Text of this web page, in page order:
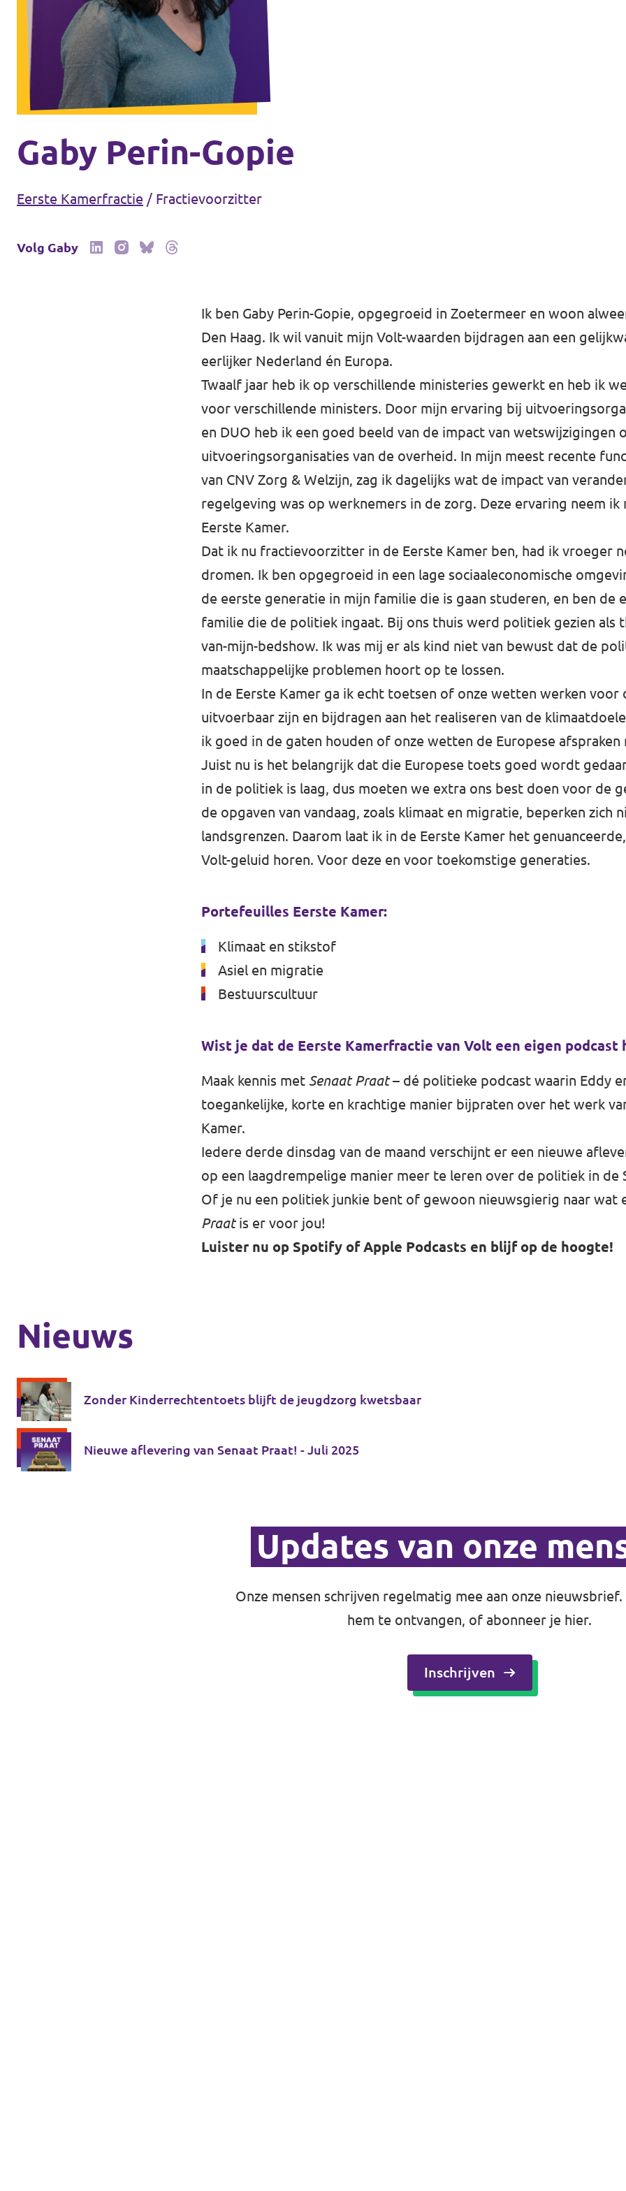
Volt Drenthe
Volt Fryslân
Volt Provincie Utrecht
...alle Volt provincies
Agenda
Doneer
Word lid
Doneer
Volt There - Buitenlandstichting Volt
Charge - Wetenschappelijk Platform Volt
Gaby Perin-Gopie
Eerste Kamerfractie / Fractievoorzitter
Volg Gaby
Ik ben Gaby Perin-Gopie, opgegroeid in Zoetermeer en woon
Den Haag. Ik wil vanuit mijn Volt-waarden bijdragen aan een
eerlijker Nederland én Europa.
Twaalf jaar heb ik op verschillende ministeries gewerkt en heb ik
voor verschillende ministers. Door mijn ervaring bij
en DUO heb ik een goed beeld van de impact van wetswijzigingen
uitvoeringsorganisaties van de overheid. In mijn meest recente
van CNV Zorg & Welzijn, zag ik dagelijks wat de impact van
regelgeving was op werknemers in de zorg. Deze ervaring neem ik
Eerste Kamer.
Dat ik nu fractievoorzitter in de Eerste Kamer ben, had ik vroeger
dromen. Ik ben opgegroeid in een lage sociaaleconomische
de eerste generatie in mijn familie die is gaan studeren, en ben de
familie die de politiek ingaat. Bij ons thuis werd politiek gezien als
van-mijn-bedshow. Ik was mij er als kind niet van bewust dat de
maatschappelijke problemen hoort op te lossen.
In de Eerste Kamer ga ik echt toetsen of onze wetten werken voor
uitvoerbaar zijn en bijdragen aan het realiseren van de
ik goed in de gaten houden of onze wetten de Europese afspraken
Juist nu is het belangrijk dat die Europese toets goed wordt
in de politiek is laag, dus moeten we extra ons best doen voor de
de opgaven van vandaag, zoals klimaat en migratie, beperken zich
landsgrenzen. Daarom laat ik in de Eerste Kamer het
Volt-geluid horen. Voor deze en voor toekomstige generaties.
Portefeuilles Eerste Kamer:
Klimaat en stikstof
Asiel en migratie
Bestuurscultuur
Wist je dat de Eerste Kamerfractie van Volt een eigen podcast
Maak kennis met Senaat Praat– dé politieke podcast waarin Eddy
toegankelijke, korte en krachtige manier bijpraten over het werk
Kamer.
Iedere derde dinsdag van de maand verschijnt er een nieuwe
op een laagdrempelige manier meer te leren over de politiek in de
Of je nu een politiek junkie bent of gewoon nieuwsgierig naar wat
Praatis er voor jou!
Luister nu op Spotify ofApple Podcasts en blijf op de hoogte!
Nieuws
Zonder Kinderrechtentoets blijft de jeugdzorg kwetsbaar
Nieuwe aflevering van Senaat Praat! - Juli 2025
Updates van onze
Onze mensen schrijven regelmatig mee aan onze nieuwsbrief.
hem te ontvangen, of abonneer je hier.
Inschrijven